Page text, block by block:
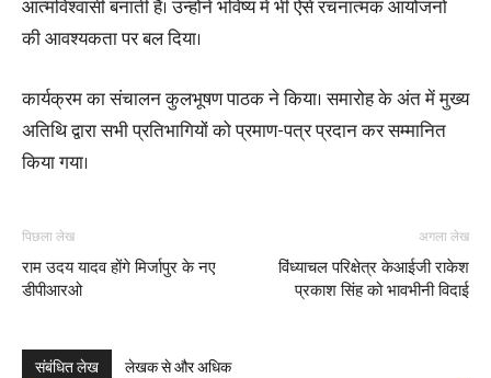
आत्मविश्वासी बनाती हैं। उन्होंने भविष्य में भी ऐसे रचनात्मक आयोजनों
की आवश्यकता पर बल दिया।
कार्यक्रम का संचालन कुलभूषण पाठक ने किया। समारोह के अंत में मुख्य
अतिथि द्वारा सभी प्रतिभागियों को प्रमाण-पत्र प्रदान कर सम्मानित
किया गया।
पिछला लेख
राम उदय यादव होंगे मिर्जापुर के नए
डीपीआरओ
अगला लेख
विंध्याचल परिक्षेत्र केआईजी राकेश
प्रकाश सिंह को भावभीनी विदाई
संबंधित लेख लेखक से और अधिक